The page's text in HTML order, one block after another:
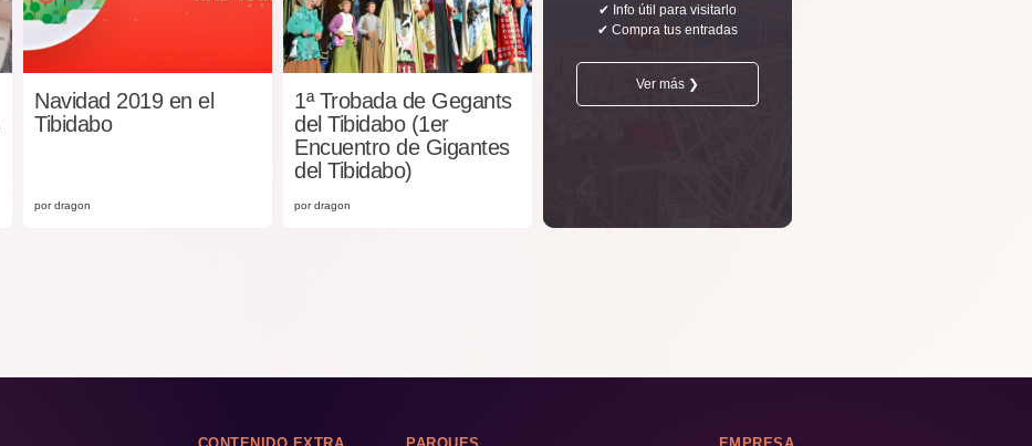
Navidad 2019 en el
Tibidabo
por dragon
1ª Trobada de Gegants
del Tibidabo (1er
Encuentro de Gigantes
del Tibidabo)
por dragon
✔ Info útil para visitarlo
✔ Compra tus entradas
Ver más ❯